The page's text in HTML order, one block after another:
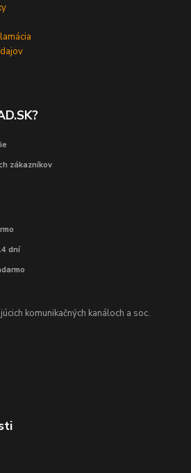
zákazníkov
dní
komunikačných kanáloch a soc.